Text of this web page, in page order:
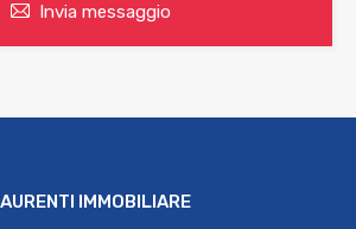
Invia messaggio
IMMOBILIARE